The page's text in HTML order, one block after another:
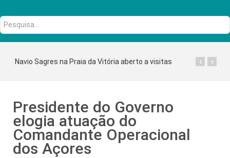
Pesquisa...
Navio Sagres na Praia da Vitória aberto a visitas ›
‹
Presidente do Governo
elogia atuação do
Comandante Operacional
dos Açores